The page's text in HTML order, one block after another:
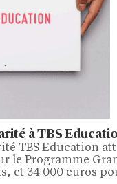
à TBS
TBS Education
le Programme
et 34 000 euros